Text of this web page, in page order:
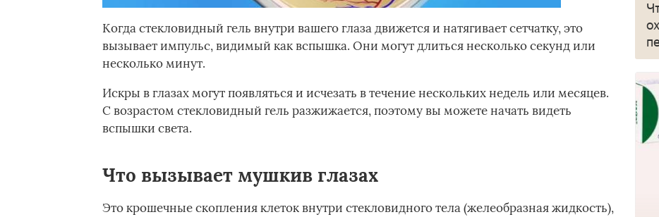
Когда стекловидный гель внутри вашего глаза движется и натягивает сетчатку, это
вызывает импульс, видимый как вспышка. Они могут длиться несколько секунд или
несколько минут.
Искры в глазах могут появляться и исчезать в течение нескольких недель или месяцев.
С возрастом стекловидный гель разжижается, поэтому вы можете начать видеть
вспышки света.
Что вызывает мушкив глазах
Это крошечные скопления клеток внутри стекловидного тела (желеобразная жидкость),